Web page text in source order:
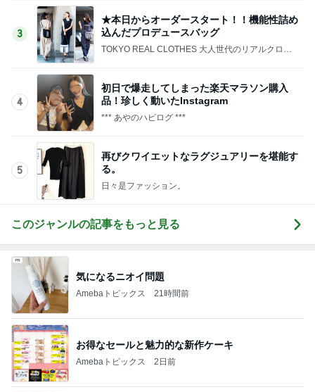
3
★本日からオーダースタート！！機能性詰め
込んだプロデュースバッグ
TOKYO REAL CLOTHES 大人世代のリアルクロー
4
初日で爆走してしまった楽天マラソン購入
品！珍しく動いたInstagram
*** あやのハピログ ***
5
再びクワイエットなラグジュアリーを堪能す
る。
日々是ファッション。
このジャンルの記事をもっと見る
気になるニオイ問題
Amebaトピックス 21時間前
お得なセールと魅力的な新作ケーキ
Amebaトピックス 2日前